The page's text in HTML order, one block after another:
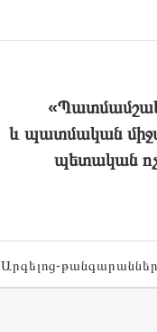
և պատմական
պետական ոչ
Արգելոց-թանգարաններ